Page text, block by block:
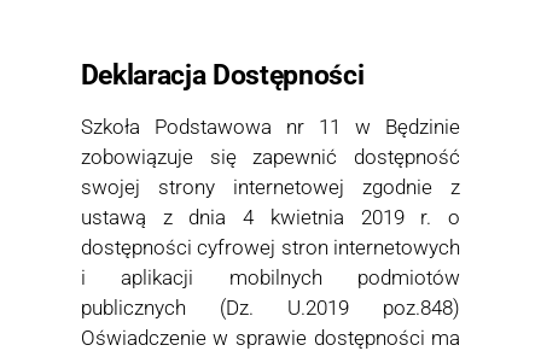
Deklaracja Dostępności
Szkoła Podstawowa nr 11 w Będzinie
zobowiązuje się zapewnić dostępność
swojej strony internetowej zgodnie z
ustawą z dnia 4 kwietnia 2019 r. o
dostępności cyfrowej stron internetowych
i aplikacji mobilnych podmiotów
publicznych (Dz. U.2019 poz.848)
Oświadczenie w sprawie dostępności ma